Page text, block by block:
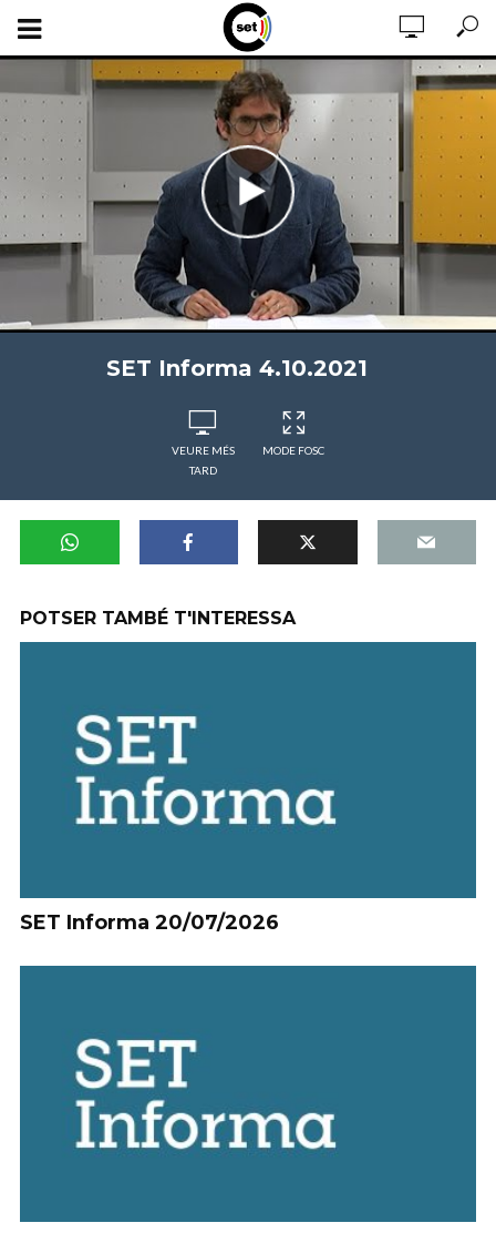
SET Informa 4.10.2021
VEURE MÉS
TARD
MODE FOSC
POTSER TAMBÉ T'INTERESSA
SET Informa 20/07/2026